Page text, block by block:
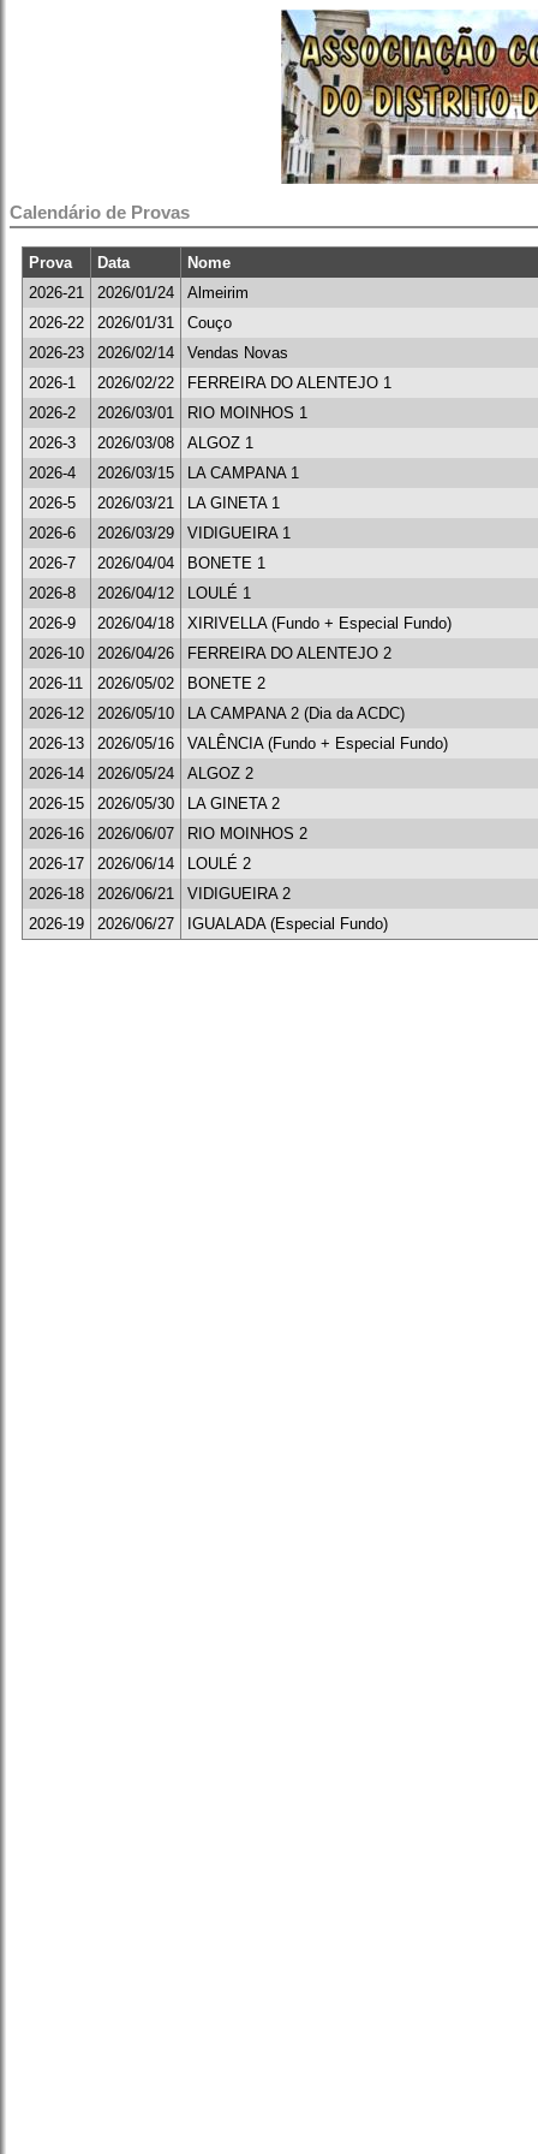
Calendário de Provas
Prova Data
Nome
2026-21
2026/01/24
Almeirim
2026-22
2026/01/31
Couço
2026-23
2026/02/14
Vendas Novas
2026-1
2026/02/22
FERREIRA DO ALENTEJO 1
2026-2
2026/03/01
RIO MOINHOS 1
2026-3
2026/03/08
ALGOZ 1
2026-4
2026/03/15
LA CAMPANA 1
2026-5
2026/03/21
LA GINETA 1
2026-6
2026/03/29
VIDIGUEIRA 1
2026-7
2026/04/04
BONETE 1
2026-8
2026/04/12
LOULÉ 1
2026-9
2026/04/18
XIRIVELLA (Fundo + Especial Fundo)
2026-10
2026/04/26
FERREIRA DO ALENTEJO 2
2026-11
2026/05/02
BONETE 2
2026-12
2026/05/10
LA CAMPANA 2 (Dia da ACDC)
2026-13
2026/05/16
VALÊNCIA (Fundo + Especial Fundo)
2026-14
2026/05/24
ALGOZ 2
2026-15
2026/05/30
LA GINETA 2
2026-16
2026/06/07
RIO MOINHOS 2
2026-17
2026/06/14
LOULÉ 2
2026-18
2026/06/21
VIDIGUEIRA 2
2026-19
2026/06/27 IGUALADA (Especial Fundo)